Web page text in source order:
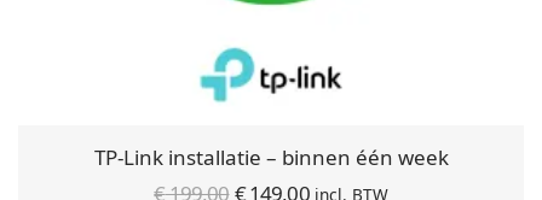
TP-Link installatie – binnen één week
€199,00Oorspronkelijke
€149,00 Huidige
incl. BTW